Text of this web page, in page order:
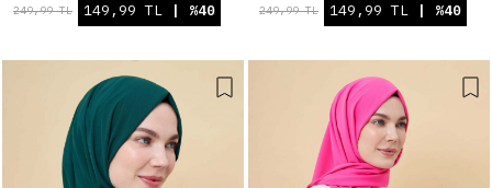
249,99 TL 149,99 TL | %40 249,99 TL 149,99 TL | %40